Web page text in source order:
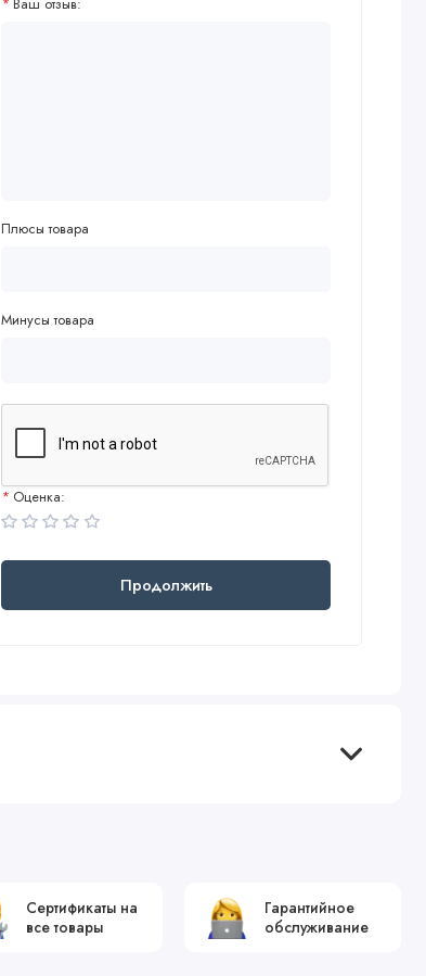
Плюсы товара
Минусы товара
Оценка:
Продолжить
Сертификаты на
все товары
Гарантийное
обслуживание